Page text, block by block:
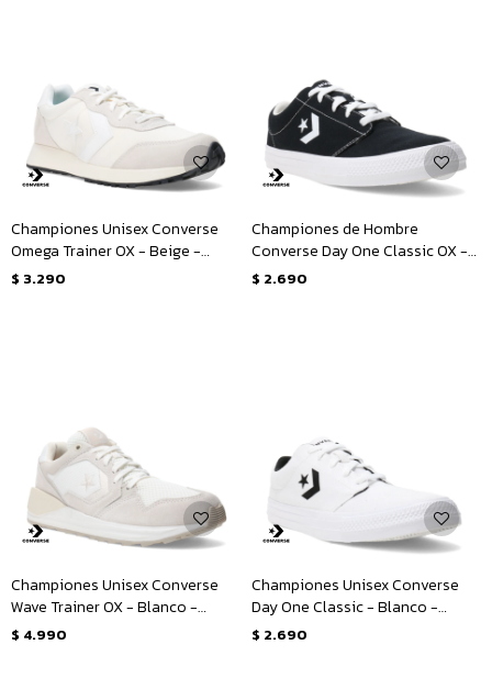
Championes Unisex Converse
Omega Trainer OX - Beige -
Blanco
$ 3.290
Championes de Hombre
Converse Day One Classic OX -
Negro - Blanco
$ 2.690
Championes Unisex Converse
Wave Trainer OX - Blanco -
Natural
$ 4.990
Championes Unisex Converse
Day One Classic - Blanco -
Negro
$ 2.690